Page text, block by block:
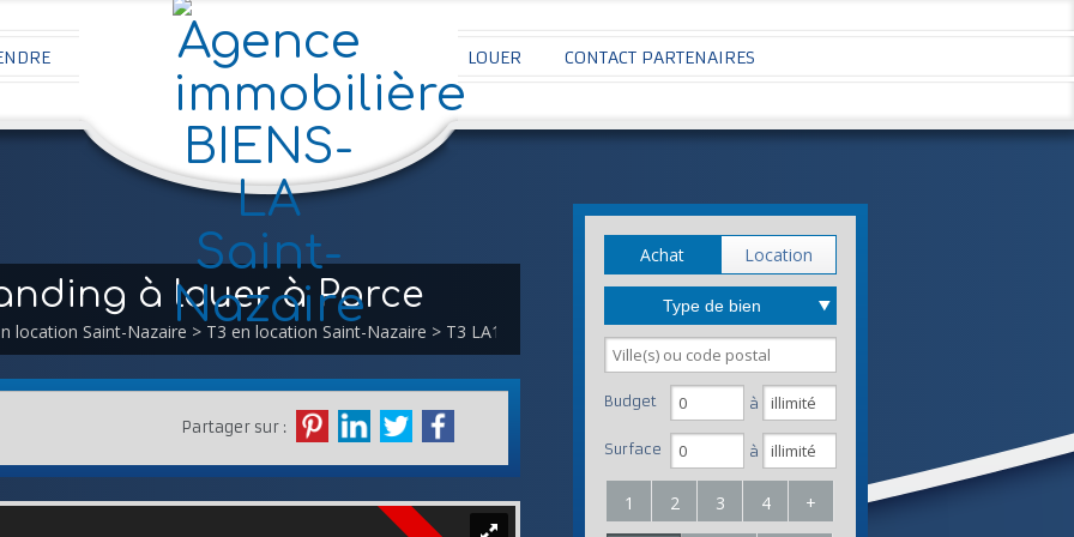
LOUER CONTACT PARTENAIRES
Achat Location
Type de bien
Budget à
Surface à
1 2 3 4 +
à louer à Porce
location Saint-Nazaire > T3 en location Saint-Nazaire > T3 LA1940
Partager sur :